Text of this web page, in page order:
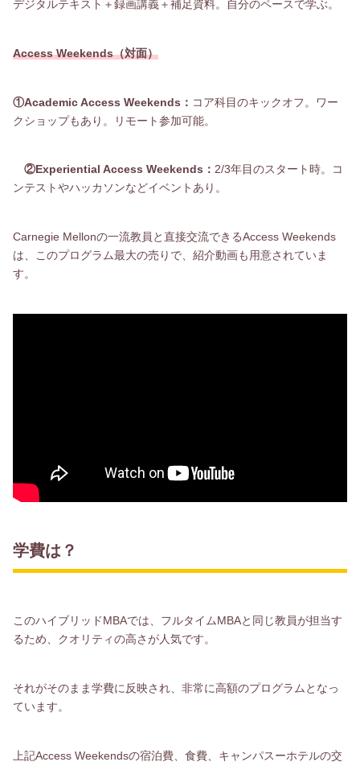
デジタルテキスト＋録画講義＋補足資料。自分のペースで学ぶ。
Access Weekends（対面）
①Academic Access Weekends： コア科目のキックオフ。ワー
クショップもあり。リモート参加可能。
②Experiential Access Weekends： 2/3年目のスタート時。コ
ンテストやハッカソンなどイベントあり。
Carnegie Mellonの一流教員と直接交流できるAccess Weekends
は、このプログラム最大の売りで、紹介動画も用意されていま
す。
学費は？
このハイブリッドMBAでは、フルタイムMBAと同じ教員が担当す
るため、クオリティの高さが人気です。
それがそのまま学費に反映され、非常に高額のプログラムとなっ
ています。
上記Access Weekendsの宿泊費、食費、キャンパスーホテルの交